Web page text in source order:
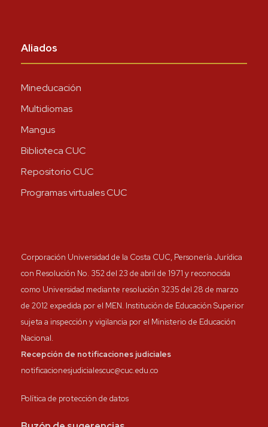
Aliados
Mineducación
Multidiomas
Mangus
Biblioteca CUC
Repositorio CUC
Programas virtuales CUC
Corporación Universidad de la Costa CUC, Personería Jurídica
con Resolución No. 352 del 23 de abril de 1971 y reconocida
como Universidad mediante resolución 3235 del 28 de marzo
de 2012 expedida por el MEN. Institución de Educación Superior
sujeta a inspección y vigilancia por el Ministerio de Educación
Nacional.
Recepción de notificaciones judiciales
notificacionesjudicialescuc@cuc.edu.co
Política de protección de datos